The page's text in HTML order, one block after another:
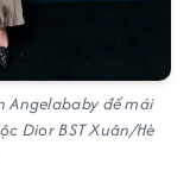
Angelababy để mái
Dior BST Xuân/Hè